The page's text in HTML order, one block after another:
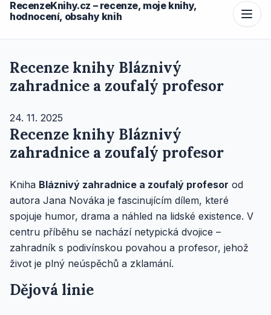
RecenzeKnihy.cz – recenze, moje knihy,
hodnocení, obsahy knih
Recenze knihy Bláznivý
zahradnice a zoufalý profesor
24. 11. 2025
Recenze knihy Bláznivý
zahradnice a zoufalý profesor
Kniha Bláznivý zahradnice a zoufalý profesor od
autora Jana Nováka je fascinujícím dílem, které
spojuje humor, drama a náhled na lidské existence. V
centru příběhu se nachází netypická dvojice –
zahradník s podivínskou povahou a profesor, jehož
život je plný neúspěchů a zklamání.
Dějová linie